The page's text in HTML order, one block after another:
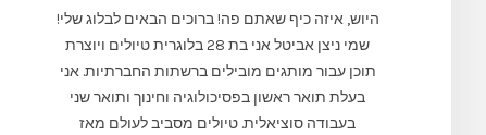
היוש, איזה כיף שאתם פה! ברוכים הבאים לבלוג שלי!
שמי ניצן אביטל אני בת 28 בלוגרית טיולים ויוצרת
תוכן עבור מותגים מובילים ברשתות החברתיות. אני
בעלת תואר ראשון בפסיכולוגיה וחינוך ותואר שני
בעבודה סוציאלית. טיולים מסביב לעולם מאז